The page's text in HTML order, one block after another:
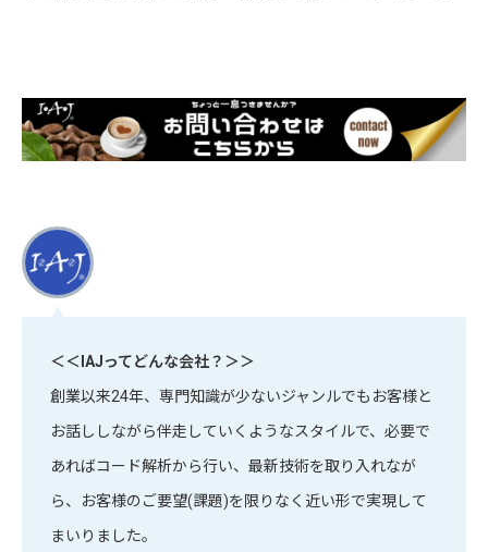
＜＜IAJってどんな会社？＞＞
創業以来24年、専門知識が少ないジャンルでもお客様と
お話ししながら伴走していくようなスタイルで、必要で
あればコード解析から行い、最新技術を取り入れなが
ら、お客様のご要望(課題)を限りなく近い形で実現して
まいりました。